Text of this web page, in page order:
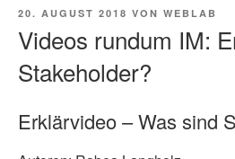
VERÖFFENTLICHT
20. AUGUST 2018 VON WEBLAB
Videos rundum IM:
Stakeholder?
Erklärvideo – Was sind